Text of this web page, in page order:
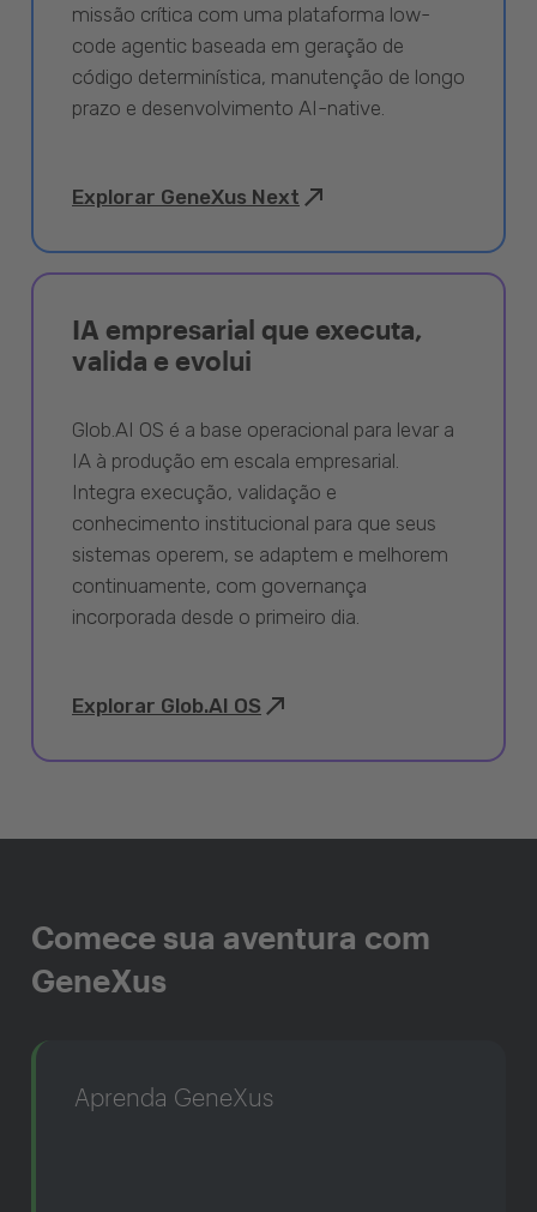
missão crítica com uma plataforma low-
code agentic baseada em geração de
código determinística, manutenção de longo
prazo e desenvolvimento AI-native.
Explorar GeneXus Next
IA empresarial que executa,
valida e evolui
Glob.AI OS é a base operacional para levar a
IA à produção em escala empresarial.
Integra execução, validação e
conhecimento institucional para que seus
sistemas operem, se adaptem e melhorem
continuamente, com governança
incorporada desde o primeiro dia.
Explorar Glob.AI OS
Comece sua aventura com
GeneXus
Aprenda GeneXus